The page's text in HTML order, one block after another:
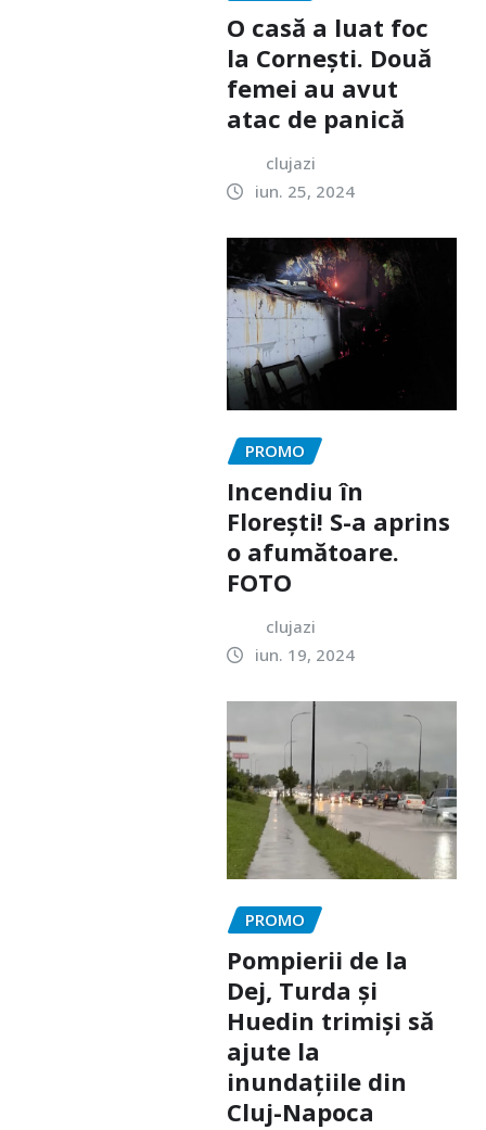
O casă a luat foc
la Cornești. Două
femei au avut
atac de panică
clujazi
iun. 25, 2024
PROMO
Incendiu în
Florești! S-a aprins
o afumătoare.
FOTO
clujazi
iun. 19, 2024
PROMO
Pompierii de la
Dej, Turda și
Huedin trimiși să
ajute la
inundațiile din
Cluj-Napoca